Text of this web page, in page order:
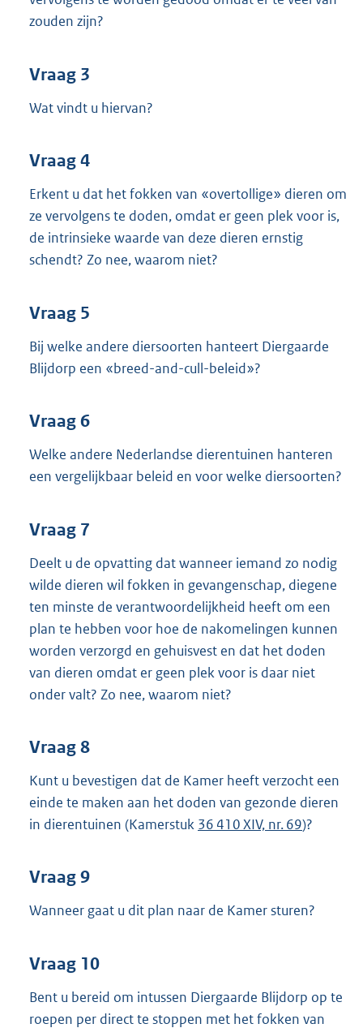
zouden zijn?
Vraag 3
Wat vindt u hiervan?
Vraag 4
Erkent u dat het fokken van «overtollige» dieren om
ze vervolgens te doden, omdat er geen plek voor is,
de intrinsieke waarde van deze dieren ernstig
schendt? Zo nee, waarom niet?
Vraag 5
Bij welke andere diersoorten hanteert Diergaarde
Blijdorp een «breed-and-cull-beleid»?
Vraag 6
Welke andere Nederlandse dierentuinen hanteren
een vergelijkbaar beleid en voor welke diersoorten?
Vraag 7
Deelt u de opvatting dat wanneer iemand zo nodig
wilde dieren wil fokken in gevangenschap, diegene
ten minste de verantwoordelijkheid heeft om een
plan te hebben voor hoe de nakomelingen kunnen
worden verzorgd en gehuisvest en dat het doden
van dieren omdat er geen plek voor is daar niet
onder valt? Zo nee, waarom niet?
Vraag 8
Kunt u bevestigen dat de Kamer heeft verzocht een
einde te maken aan het doden van gezonde dieren
in dierentuinen (Kamerstuk 36 410 XIV, nr. 69)?
Vraag 9
Wanneer gaat u dit plan naar de Kamer sturen?
Vraag 10
Bent u bereid om intussen Diergaarde Blijdorp op te
roepen per direct te stoppen met het fokken van